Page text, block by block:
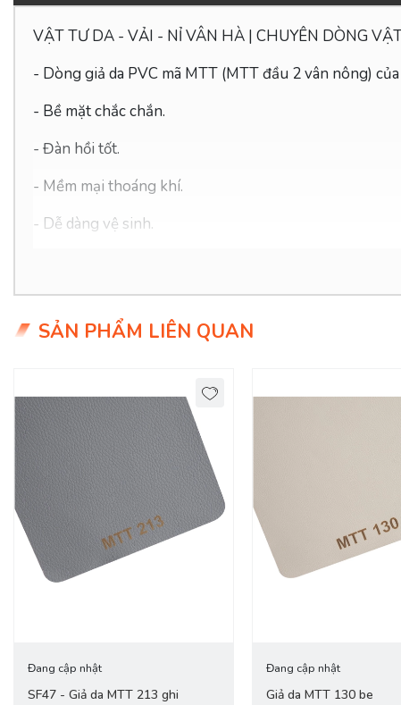
VẬT TƯ DA - VẢI - NỈ VÂN HÀ | CHUYÊN DÒNG
- Dòng giả da PVC mã MTT (MTT đầu 2 vân nông)
- Bề mặt chắc chắn.
- Đàn hồi tốt.
- Mềm mại thoáng khí.
- Dễ dàng vệ sinh.
- Giá siêu hợp lý chỉ 9x.000đ/mét
SẢN PHẨM LIÊN QUAN
Đang cập nhật
SF47 - Giả da MTT 213 ghi
Đang cập nhật
Giả da MTT 130 be